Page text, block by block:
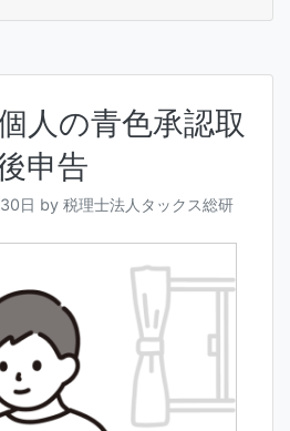
人の青色承認取
申告
日 by 税理士法人タックス総研